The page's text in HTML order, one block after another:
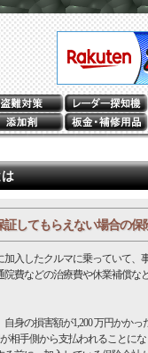
してもらえない場合の保
入したクルマに乗っていて、
費などの治療費や休業補償な
身の損害額が1,200 万円かか
相手側から支払われることに